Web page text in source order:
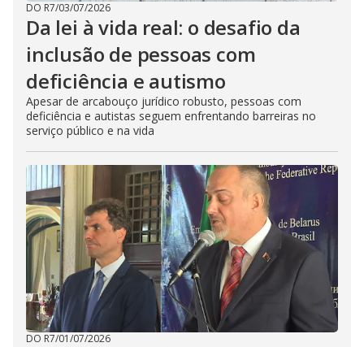
DO R7/03/07/2026
Da lei à vida real: o desafio da
inclusão de pessoas com
deficiência e autismo
Apesar de arcabouço jurídico robusto, pessoas com
deficiência e autistas seguem enfrentando barreiras no
serviço público e na vida
DO R7/01/07/2026